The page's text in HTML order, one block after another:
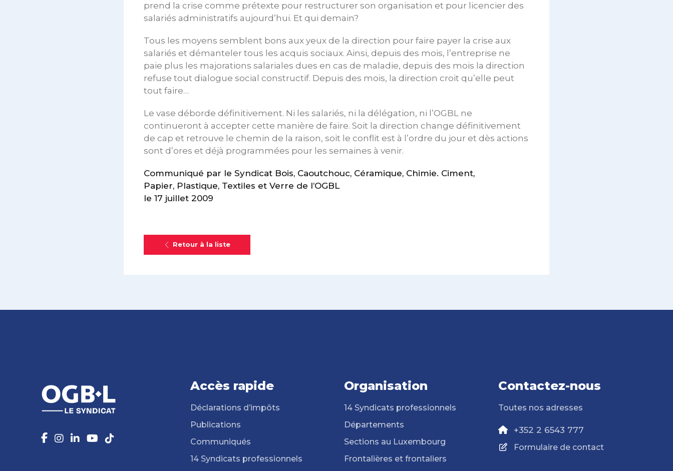
prend la crise comme prétexte pour restructurer son organisation et pour licencier des
salariés administratifs aujourd’hui. Et qui demain?
Tous les moyens semblent bons aux yeux de la direction pour faire payer la crise aux
salariés et démanteler tous les acquis sociaux. Ainsi, depuis des mois, l’entreprise ne
paie plus les majorations salariales dues en cas de maladie, depuis des mois la direction
refuse tout dialogue social constructif. Depuis des mois, la direction croit qu’elle peut
tout faire…
Le vase déborde définitivement. Ni les salariés, ni la délégation, ni l’OGBL ne
continueront à accepter cette manière de faire. Soit la direction change définitivement
de cap et retrouve le chemin de la raison, soit le conflit est à l’ordre du jour et dès actions
sont d’ores et déjà programmées pour les semaines à venir.
Communiqué par le Syndicat Bois, Caoutchouc, Céramique, Chimie. Ciment,
Papier, Plastique, Textiles et Verre de l’OGBL
le 17 juillet 2009
Retour à la liste
Accès rapide
Déclarations d’impôts
Publications
Communiqués
14 Syndicats professionnels
Organisation
14 Syndicats professionnels
Départements
Sections au Luxembourg
Frontalières et frontaliers
Contactez-nous
Toutes nos adresses
+352 2 6543 777
Formulaire de contact